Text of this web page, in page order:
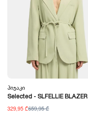
Პიჯაკი
Selected - SLFELLIE BLAZER
329,95 ₾659,95 ₾